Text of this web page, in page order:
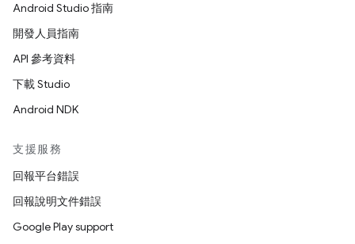
Android Studio 指南
開發人員指南
API 參考資料
下載 Studio
Android NDK
支援服務
回報平台錯誤
回報說明文件錯誤
Google Play support